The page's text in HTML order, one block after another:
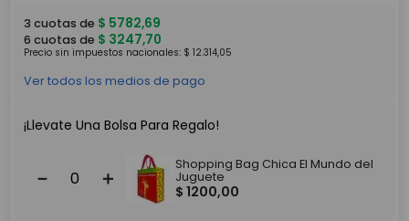
3 cuotas de $ 5782,69
6 cuotas de $ 3247,70
Precio sin impuestos nacionales: $ 12.314,05
Ver todos los medios de pago
¡Llevate Una Bolsa Para Regalo!
＋
－
Shopping Bag Chica El Mundo del
Juguete
$ 1200,00